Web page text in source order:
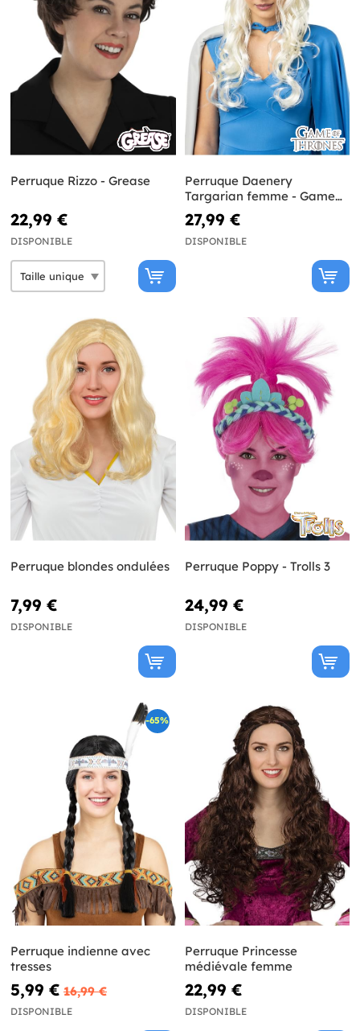
Perruque Rizzo - Grease
22,99 €
DISPONIBLE
Perruque Daenery
Targarian femme - Game
of Thrones
27,99 €
DISPONIBLE
Perruque blondes ondulées
7,99 €
DISPONIBLE
Perruque Poppy - Trolls 3
24,99 €
DISPONIBLE
-65%
Perruque indienne avec
tresses
5,99 € 16,99 €
DISPONIBLE
Perruque Princesse
médiévale femme
22,99 €
DISPONIBLE